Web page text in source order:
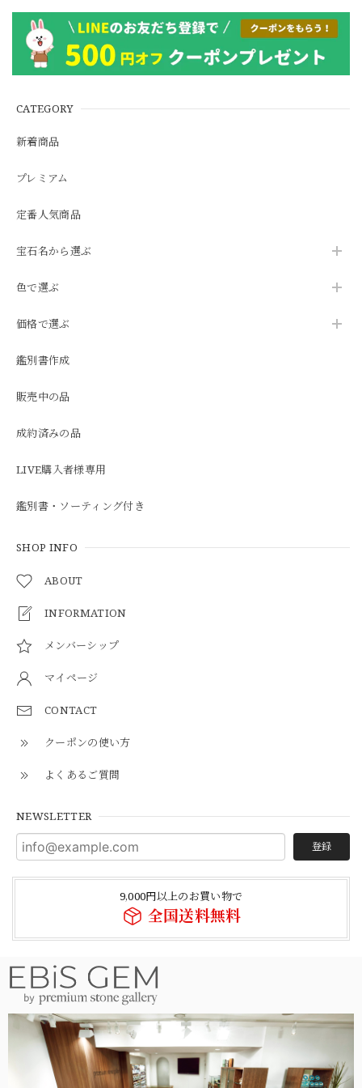
CATEGORY
新着商品
プレミアム
定番人気商品
宝石名から選ぶ
色で選ぶ
価格で選ぶ
鑑別書作成
販売中の品
成約済みの品
LIVE購入者様専用
鑑別書・ソーティング付き
SHOP INFO
ABOUT
INFORMATION
メンバーシップ
マイページ
CONTACT
クーポンの使い方
よくあるご質問
NEWSLETTER
登録
9,000円以上のお買い物で
全国送料無料